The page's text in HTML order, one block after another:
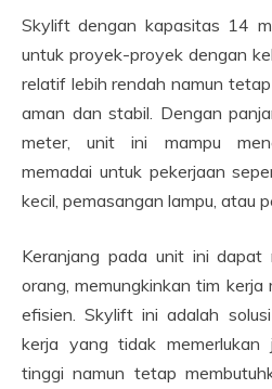
Skylift dengan kapasitas 14
untuk proyek-proyek dengan
relatif lebih rendah namun
aman dan stabil. Dengan
meter, unit ini mampu
memadai untuk pekerjaan
kecil, pemasangan lampu, atau
Keranjang pada unit ini dapat
orang, memungkinkan tim
efisien. Skylift ini adalah
kerja yang tidak memerlukan
tinggi namun tetap